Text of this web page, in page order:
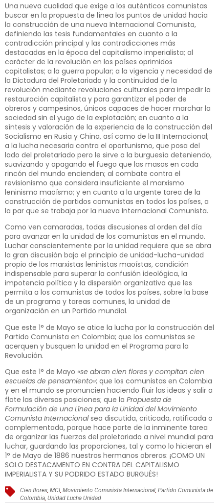
Una nueva cualidad que exige a los auténticos comunistas
buscar en la propuesta de línea los puntos de unidad hacia
la construcción de una nueva Internacional Comunista,
definiendo las tesis fundamentales en cuanto a la
contradicción principal y las contradicciones más
destacadas en la época del capitalismo imperialista; al
carácter de la revolución en los países oprimidos
capitalistas; a la guerra popular; a la vigencia y necesidad de
la Dictadura del Proletariado y la continuidad de la
revolución mediante revoluciones culturales para impedir la
restauración capitalista y para garantizar el poder de
obreros y campesinos, únicos capaces de hacer marchar la
sociedad sin el yugo de la explotación; en cuanto a la
síntesis y valoración de la experiencia de la construcción del
Socialismo en Rusia y China, así como de la III Internacional;
a la lucha necesaria contra el oportunismo, que posa del
lado del proletariado pero le sirve a la burguesía deteniendo,
suavizando y apagando el fuego que las masas en cada
rincón del mundo encienden; al combate contra el
revisionismo que considera insuficiente el marxismo
leninismo maoísmo; y en cuanto a la urgente tarea de la
construcción de partidos comunistas en todos los países, a
la par que se trabaja por la nueva Internacional Comunista.
Como ven camaradas, todas discusiones al orden del día
para avanzar en la unidad de los comunistas en el mundo.
Luchar conscientemente por la unidad requiere que se abra
la gran discusión bajo el principio de unidad-lucha-unidad
propio de los marxistas leninistas maoístas, condición
indispensable para superar la confusión ideológica, la
impotencia política y la dispersión organizativa que les
permita a los comunistas de todos los países, sobre la base
de un programa y tareas comunes, la unidad de
organización en un Partido mundial.
Que este 1° de Mayo se atice la lucha por la construcción del
Partido Comunista en Colombia; que los comunistas se
acerquen y busquen la unidad en el Programa para la
Revolución.
Que este 1° de Mayo «se abran cien flores y compitan cien
escuelas de pensamiento»; que los comunistas en Colombia
y en el mundo se pronuncien haciendo fluir las ideas y salir a
flote las diversas posiciones; que la Propuesta de
Formulación de una Línea para la Unidad del Movimiento
Comunista Internacionalsea discutida, criticada, ratificada o
complementada, porque hace parte de la inminente tarea
de organizar las fuerzas del proletariado a nivel mundial para
luchar, guardando las proporciones, tal y como lo hicieran el
1° de Mayo de 1886 nuestros hermanos obreros: ¡COMO UN
SOLO DESTACAMENTO EN CONTRA DEL CAPITALISMO
IMPERIALISTA Y SU PODRIDO ESTADO BURGUÉS!
Cien flores ,MCI ,Movimiento Comunista Internacional ,Partido Comunista de
Colombia ,Unidad Lucha Unidad